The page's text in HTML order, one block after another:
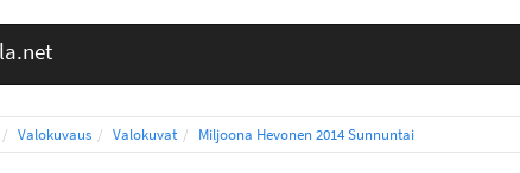
Valokuvaus Valokuvat Miljoona Hevonen 2014 Sunnuntai